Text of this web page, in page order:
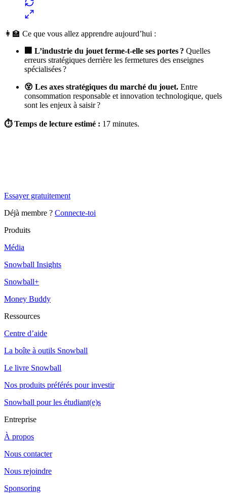
👩‍🏫 Ce que vous allez apprendre aujourd’hui :
🏢 L’industrie du jouet ferme-t-elle ses portes ? Quelles
erreurs stratégiques derrière les fermetures des enseignes
spécialisées ?
😵 Les axes stratégiques du marché du jouet. Entre
consommation responsable et innovation technologique, quels
sont les enjeux à saisir ?
⏱ Temps de lecture estimé : 17 minutes.
Essayer gratuitement
Déjà membre ? Connecte-toi
Produits
Média
Snowball Insights
Snowball+
Money Buddy
Ressources
Centre d’aide
La boîte à outils Snowball
Le livre Snowball
Nos produits préférés pour investir
Snowball pour les étudiant(e)s
Entreprise
À propos
Nous contacter
Nous rejoindre
Sponsoring